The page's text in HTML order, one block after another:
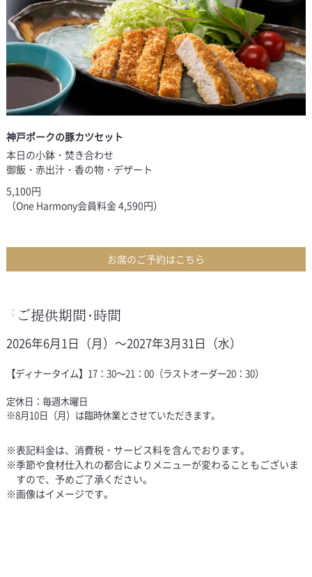
神戸ポークの豚カツセット
本日の小鉢・焚き合わせ
御飯・赤出汁・香の物・デザート
5,100円
（One Harmony会員料金 4,590円）
お席のご予約はこちら
ご提供期間・時間
2026年6月1日（月）～2027年3月31日（水）
【ディナータイム】17：30～21：00（ラストオーダー20：30）
定休日：毎週木曜日
※8月10日（月）は臨時休業とさせていただきます。
※表記料金は、消費税・サービス料を含んでおります。
※季節や食材仕入れの都合によりメニューが変わることもございま
すので、予めご了承ください。
※画像はイメージです。